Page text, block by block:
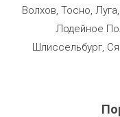
Волхов, Тосно,
Лодейное
Шлиссельбург,